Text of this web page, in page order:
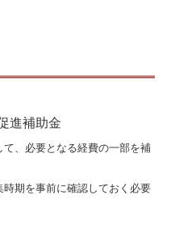
進補助金
、必要となる経費の一部を補
期を事前に確認しておく必要